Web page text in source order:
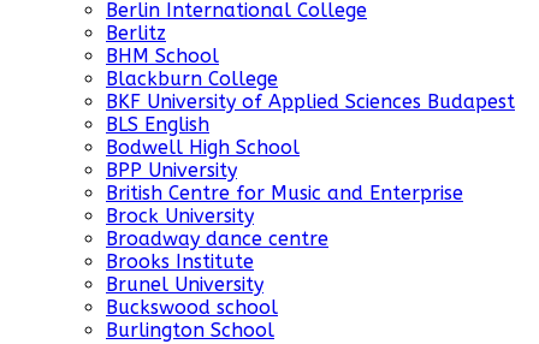
Berlin International College
Berlitz
BHM School
Blackburn College
BKF University of Applied Sciences Budapest
BLS English
Bodwell High School
BPP University
British Centre for Music and Enterprise
Brock University
Broadway dance centre
Brooks Institute
Brunel University
Buckswood school
Burlington School